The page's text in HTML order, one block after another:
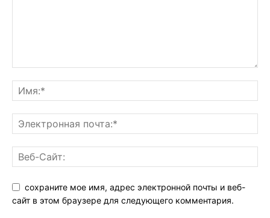
сохраните мое имя, адрес электронной почты и веб-
сайт в этом браузере для следующего комментария.